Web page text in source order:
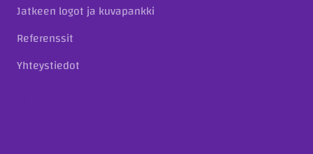
Jatkeen logot ja kuvapankki
Referenssit
Yhteystiedot